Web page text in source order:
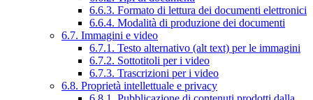
6.6.3. Formato di lettura dei documenti elettronici
6.6.4. Modalità di produzione dei documenti
6.7. Immagini e video
6.7.1. Testo alternativo (alt text) per le immagini
6.7.2. Sottotitoli per i video
6.7.3. Trascrizioni per i video
6.8. Proprietà intellettuale e privacy